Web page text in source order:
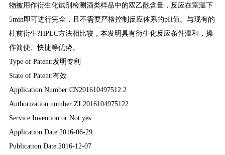
物被用作衍生化试剂检测酒类样品中的双乙酰含量，反应在室温下
5min即可进行完全，且不需要严格控制反应体系的pH值。与现有的
柱前衍生?HPLC方法相比较，本发明具有衍生化反应条件温和，操
作简便、快捷等优势。
Type of Patent:发明专利
State of Patent:有效
Application Number:CN201610497512.2
Authorization number:ZL2016104975122
Service Invention or Not:yes
Application Date:2016-06-29
Publication Date:2016-12-07